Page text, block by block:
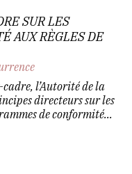
SUR LES
AUX RÈGLES DE
l’Autorité de la
directeurs sur les
de conformité...